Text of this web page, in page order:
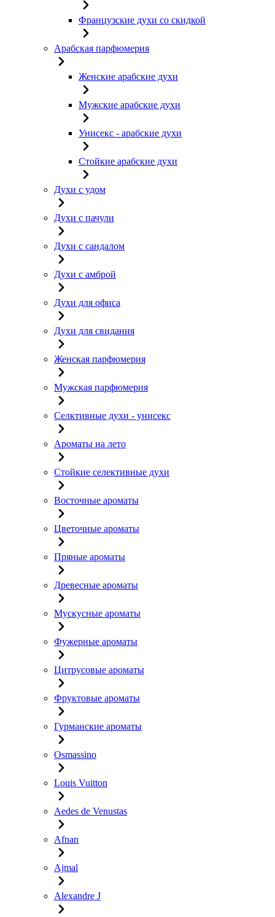
Французские духи со скидкой
Арабская парфюмерия
Женские арабские духи
Мужские арабские духи
Унисекс - арабские духи
Стойкие арабские духи
Духи с удом
Духи с пачули
Духи с сандалом
Духи с амброй
Духи для офиса
Духи для свидания
Женская парфюмерия
Мужская парфюмерия
Селктивные духи - унисекс
Ароматы на лето
Стойкие селективные духи
Восточные ароматы
Цветочные ароматы
Пряные ароматы
Древесные ароматы
Мускусные ароматы
Фужерные ароматы
Цитрусовые ароматы
Фруктовые ароматы
Гурманские ароматы
Osmassino
Louis Vuitton
Aedes de Venustas
Afnan
Ajmal
Alexandre J